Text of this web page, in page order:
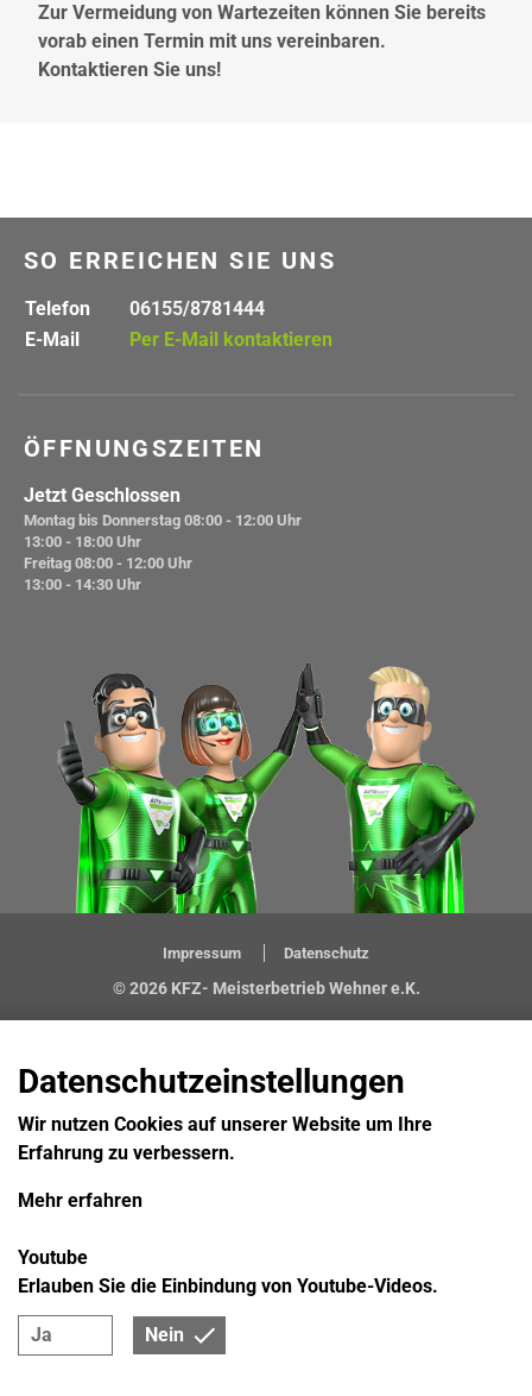
Zur Vermeidung von Wartezeiten können Sie bereits
vorab einen Termin mit uns vereinbaren.
Kontaktieren Sie uns!
SO ERREICHEN SIE UNS
Telefon
06155/8781444
E-Mail
Per E-Mail kontaktieren
ÖFFNUNGSZEITEN
Jetzt Geschlossen
Montag bis Donnerstag 08:00 - 12:00 Uhr
13:00 - 18:00 Uhr
Freitag 08:00 - 12:00 Uhr
13:00 - 14:30 Uhr
Impressum Datenschutz
© 2026 KFZ- Meisterbetrieb Wehner e.K.
Datenschutzeinstellungen
Wir nutzen Cookies auf unserer Website um Ihre
Erfahrung zu verbessern.
Mehr erfahren
Ja Nein
Youtube
Erlauben Sie die Einbindung von Youtube-Videos.